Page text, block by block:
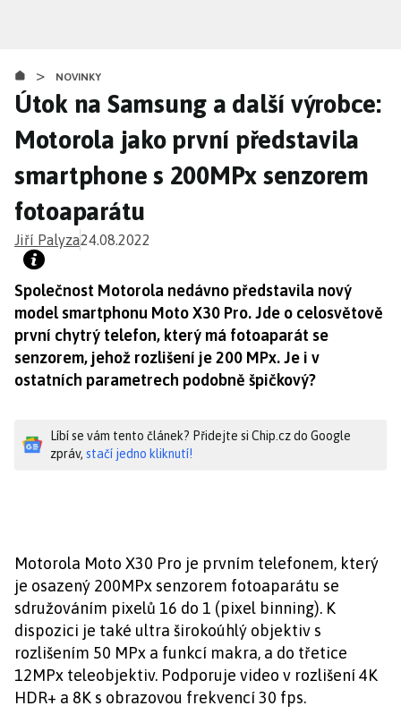
obsahu
> NOVINKY
Útok na Samsung a další výrobce:
Motorola jako první představila
smartphone s 200MPx senzorem
fotoaparátu
Jiří Palyza24.08.2022
Společnost Motorola nedávno představila nový
model smartphonu Moto X30 Pro. Jde o celosvětově
první chytrý telefon, který má fotoaparát se
senzorem, jehož rozlišení je 200 MPx. Je i v
ostatních parametrech podobně špičkový?
Líbí se vám tento článek? Přidejte si Chip.cz do Google
zpráv, stačí jedno kliknutí!
Motorola Moto X30 Pro je prvním telefonem, který
je osazený 200MPx senzorem fotoaparátu se
sdružováním pixelů 16 do 1 (pixel binning). K
dispozici je také ultra širokoúhlý objektiv s
rozlišením 50 MPx a funkcí makra, a do třetice
12MPx teleobjektiv. Podporuje video v rozlišení 4K
HDR+ a 8K s obrazovou frekvencí 30 fps.